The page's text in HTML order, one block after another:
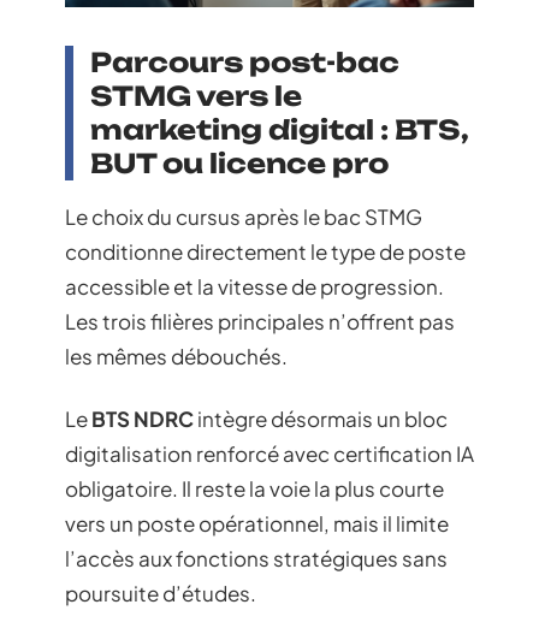
Parcours post-bac
STMG vers le
marketing digital : BTS,
BUT ou licence pro
Le choix du cursus après le bac STMG
conditionne directement le type de poste
accessible et la vitesse de progression.
Les trois filières principales n’offrent pas
les mêmes débouchés.
LeBTS NDRCintègre désormais un bloc
digitalisation renforcé avec certification IA
obligatoire. Il reste la voie la plus courte
vers un poste opérationnel, mais il limite
l’accès aux fonctions stratégiques sans
poursuite d’études.